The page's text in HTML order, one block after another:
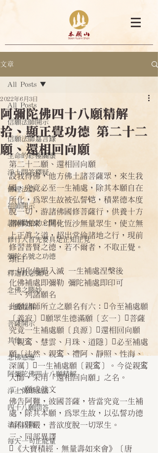
文章
All Posts
信願法師開示
信願法師嘉言錄
生命的終極關懷
淨土問答釋疑
佛經法語
祖師開示
諸師勸勉助念開示
修行人首先要具足正知正見
彌陀名號之功德
釋迦教念彌陀
念佛之勝妙
一般故事
菩薩開示
其他
念佛感應
阿彌陀佛四十八願精解
淨土偈頌法語
四十八願問答
法訊活動
每天一句正能量
All Posts
阿彌陀佛四十八願精解
拾、顯正覺功德 第二十二
願、還相回向願
2022年6月3日
第二十二願、還相回向願
設我得佛，他方佛土諸菩薩眾，來生我
國，究竟必至一生補處，除其本願自在
所化，為眾生故被弘誓铠，積累德本度
脫一切，游諸佛國修菩薩行，供養十方
諸佛如來，開化恆沙無量眾生，使立無
上正真之道，超出常倫諸地之行，現前
修習普賢之德，若不爾者，不取正覺。
頌曰
一切化佛唱入滅 一生補處涅槃後
化佛補處即彌勒 彌陀補處即印可
一、列諸願名
此願諸師所立之願名有六：令至補處願
〔義寂〕願眾生德滿願〔玄一〕菩薩
究竟一生補處願〔良源〕還相回向願
〔親鸾、慧雲、月珠、道隱〕必至補處
願〔法然、親鸾、禮阿、靜照、性海、
深厲〕一生補處願〔親鸾〕。今從親鸾
大師，采用「還相回向願」之名。
二、願成就文
佛告阿難，彼國菩薩，皆當究竟一生補
處，除其本願，為眾生故，以弘誓功德
而自莊嚴，普欲度脫一切眾生。
三、同部異譯
《大寶積經．無量壽如來會》〔唐